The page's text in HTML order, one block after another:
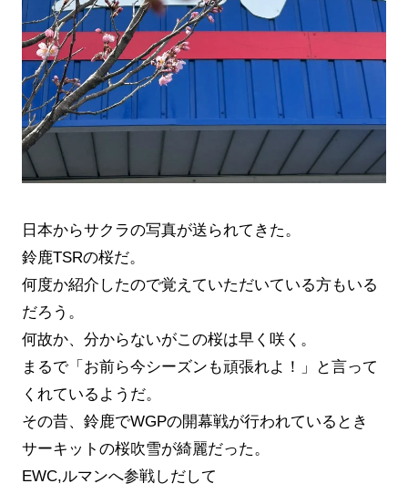
日本からサクラの写真が送られてきた。
鈴鹿TSRの桜だ。
何度か紹介したので覚えていただいている方もいる
だろう。
何故か、分からないがこの桜は早く咲く。
まるで「お前ら今シーズンも頑張れよ！」と言って
くれているようだ。
その昔、鈴鹿でWGPの開幕戦が行われているとき
サーキットの桜吹雪が綺麗だった。
EWC,ルマンへ参戦しだして